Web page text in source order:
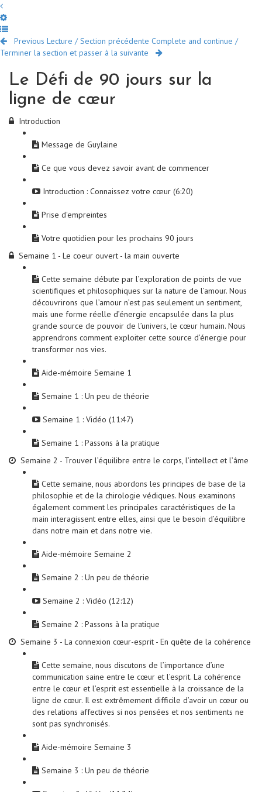
Previous Lecture / Section précédente Complete and continue /
Terminer la section et passer à la suivante
Le Défi de 90 jours sur la
ligne de cœur
Introduction
Message de Guylaine
Ce que vous devez savoir avant de commencer
Introduction : Connaissez votre cœur (6:20)
Prise d'empreintes
Votre quotidien pour les prochains 90 jours
Semaine 1 - Le coeur ouvert - la main ouverte
Cette semaine débute par l’exploration de points de vue
scientifiques et philosophiques sur la nature de l’amour. Nous
découvrirons que l’amour n’est pas seulement un sentiment,
mais une forme réelle d’énergie encapsulée dans la plus
grande source de pouvoir de l’univers, le cœur humain. Nous
apprendrons comment exploiter cette source d’énergie pour
transformer nos vies.
Aide-mémoire Semaine 1
Semaine 1 : Un peu de théorie
Semaine 1 : Vidéo (11:47)
Semaine 1 : Passons à la pratique
Semaine 2 - Trouver l’équilibre entre le corps, l’intellect et l’âme
Cette semaine, nous abordons les principes de base de la
philosophie et de la chirologie védiques. Nous examinons
également comment les principales caractéristiques de la
main interagissent entre elles, ainsi que le besoin d’équilibre
dans notre main et dans notre vie.
Aide-mémoire Semaine 2
Semaine 2 : Un peu de théorie
Semaine 2 : Vidéo (12:12)
Semaine 2 : Passons à la pratique
Semaine 3 - La connexion cœur-esprit - En quête de la cohérence
Cette semaine, nous discutons de l’importance d’une
communication saine entre le cœur et l’esprit. La cohérence
entre le cœur et l’esprit est essentielle à la croissance de la
ligne de cœur. Il est extrêmement difficile d’avoir un cœur ou
des relations affectives si nos pensées et nos sentiments ne
sont pas synchronisés.
Aide-mémoire Semaine 3
Semaine 3 : Un peu de théorie